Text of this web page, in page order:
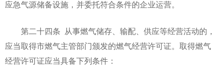
应急气源储备设施，并委托符合条件的企业运营。
第二十四条 从事燃气储存、输配、供应等经营活动的，
应当取得市燃气主管部门颁发的燃气经营许可证。取得燃气
经营许可证应当具备下列条件：